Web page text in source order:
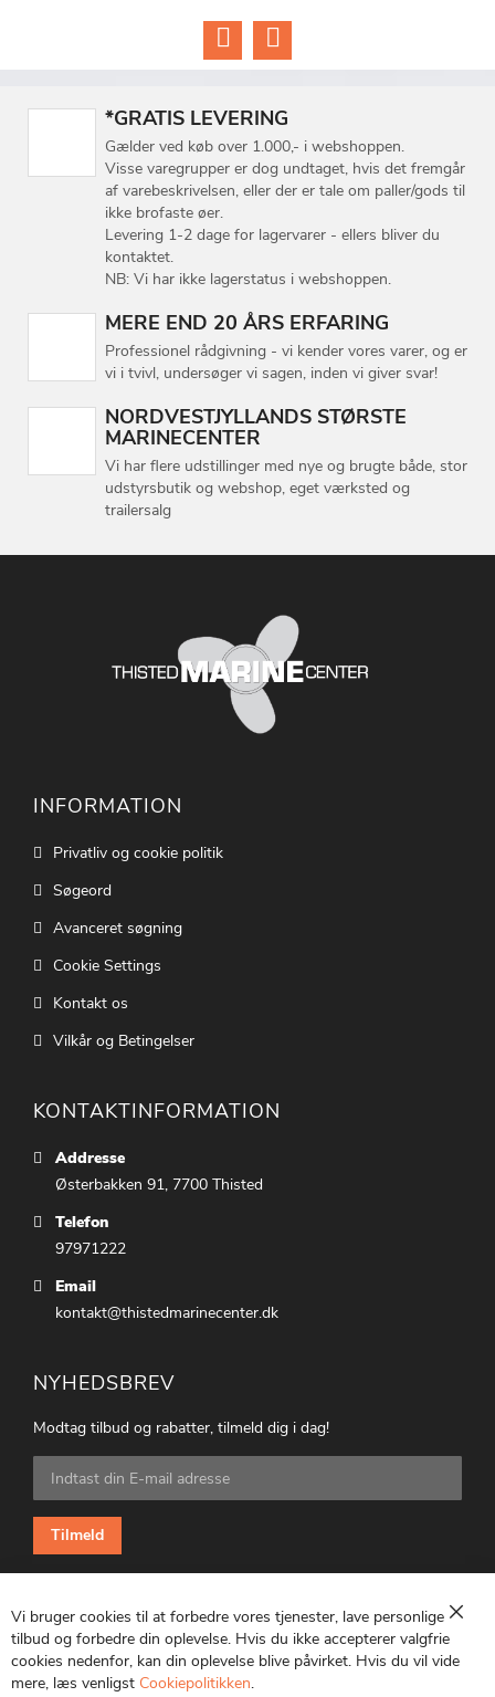
*GRATIS LEVERING
Gælder ved køb over 1.000,- i webshoppen.
Visse varegrupper er dog undtaget, hvis det fremgår
af varebeskrivelsen, eller der er tale om paller/gods til
ikke brofaste øer.
Levering 1-2 dage for lagervarer - ellers bliver du
kontaktet.
NB: Vi har ikke lagerstatus i webshoppen.
MERE END 20 ÅRS ERFARING
Professionel rådgivning - vi kender vores varer, og er
vi i tvivl, undersøger vi sagen, inden vi giver svar!
NORDVESTJYLLANDS STØRSTE
MARINECENTER
Vi har flere udstillinger med nye og brugte både, stor
udstyrsbutik og webshop, eget værksted og
trailersalg
INFORMATION
Privatliv og cookie politik
Søgeord
Avanceret søgning
Cookie Settings
Kontakt os
Vilkår og Betingelser
KONTAKTINFORMATION
Addresse
Østerbakken 91, 7700 Thisted
Telefon
97971222
Email
kontakt@thistedmarinecenter.dk
NYHEDSBREV
Modtag tilbud og rabatter, tilmeld dig i dag!
Tilmeld
dig
vores
nyhedsbrev:
Tilmeld
CVR: 25847369
Luk
Vi bruger cookies til at forbedre vores tjenester, lave personlige
tilbud og forbedre din oplevelse. Hvis du ikke accepterer valgfrie
cookies nedenfor, kan din oplevelse blive påvirket. Hvis du vil vide
mere, læs venligst Cookiepolitikken.